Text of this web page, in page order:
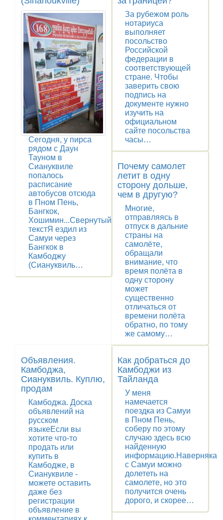
Сегодня, у пирса
рядом с Даун
Тауном в
Сиануквиле
попалось
расписание
автобусов отсюда
в Пном Пень,
Бангкок,
Хошимин...Свернутый
текстЯ ездил из
Самуи через
Бангкок в
Камбоджу
(Сиануквиль…
За рубежом роль
нотариуса
выполняет
посольство
Российской
федерации в
соответствующей
стране. Чтобы
заверить свою
подпись на
документе нужно
изучить на
официальном
сайте посольства
часы…
Почему самолет
летит в одну
сторону дольше,
чем в другую?
Многие,
отправляясь в
отпуск в дальние
страны на
самолёте,
обращали
внимание, что
время полёта в
одну сторону
может
существенно
отличаться от
времени полёта
обратно, по тому
же самому…
Объявления.
Камбоджа,
Сиануквиль. Куплю,
продам
Камбоджа. Доска
объявлений на
русском
языкеЕсли вы
хотите что-то
продать или
купить в
Камбодже, в
Сиануквиле -
можете оставить
даже без
регистрации
объявление в
Как добраться до
Камбоджи из
Тайланда
У меня
намечается
поездка из Самуи
в Пном Пень,
соберу по этому
случаю здесь всю
найденную
информацию.Наверняка
с Самуи можно
долететь на
самолете, но это
получится очень
дорого, и скорее…